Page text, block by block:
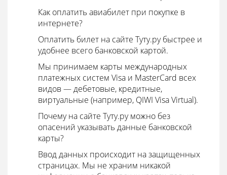
Как оплатить авиабилет при покупке в
интернете?
Оплатить билет на сайте Туту.ру быстрее и
удобнее всего банковской картой.
Мы принимаем карты международных
платежных систем Visa и MasterCard всех
видов — дебетовые, кредитные,
виртуальные (например, QIWI Visa Virtual).
Почему на сайте Туту.ру можно без
опасений указывать данные банковской
карты?
Ввод данных происходит на защищенных
страницах. Мы не храним никакой